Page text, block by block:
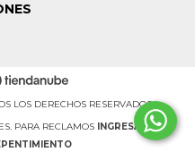
LOS DERECHOS RESERVADOS.
PARA RECLAMOS INGRESÁ ACÁ.